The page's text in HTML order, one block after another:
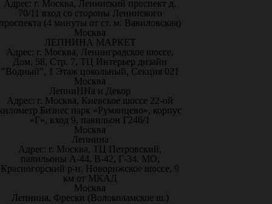
Адрес: г. Москва, Ленинский проспект д.
70/11 вход со стороны Ленинского
(4 минуты от ст. м. Вавиловская)
Москва
ЛЕПНИНА МАРКЕТ
Адрес: г. Москва, Ленинградское шоссе,
Дом. 58, Стр. 7, ТЦ Интерьер дизайн
"Водный", 1 Этаж цокольный, Секция 021
Москва
ЛепниННа и Декор
Адрес: г. Москва, Киевское шоссе 22-ой
Бизнес парк «Румянцево», корпус
«Г», вход 9, павильон Г246/1
Москва
Лепнина
Адрес: г. Москва, ТЦ Петровский,
павильоны А-44, В-42, Г-34. МО,
Красногорский р-н, Новорижское шоссе, 9
км от МКАД
Москва
Лепнина, Фрески (Волоколамское ш.)